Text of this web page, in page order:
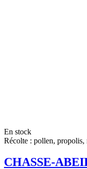
En stock
Récolte : pollen, propolis,
CHASSE-